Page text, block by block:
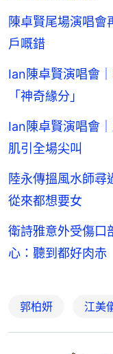
陳卓賢尾場演唱會
戶嘅錯
Ian陳卓賢演唱會
「神奇緣分」
Ian陳卓賢演唱會
肌引全場尖叫
陸永傳搵風水師
從來都想要女
衛詩雅意外受傷
心：聽到都好肉赤
郭柏妍 江美